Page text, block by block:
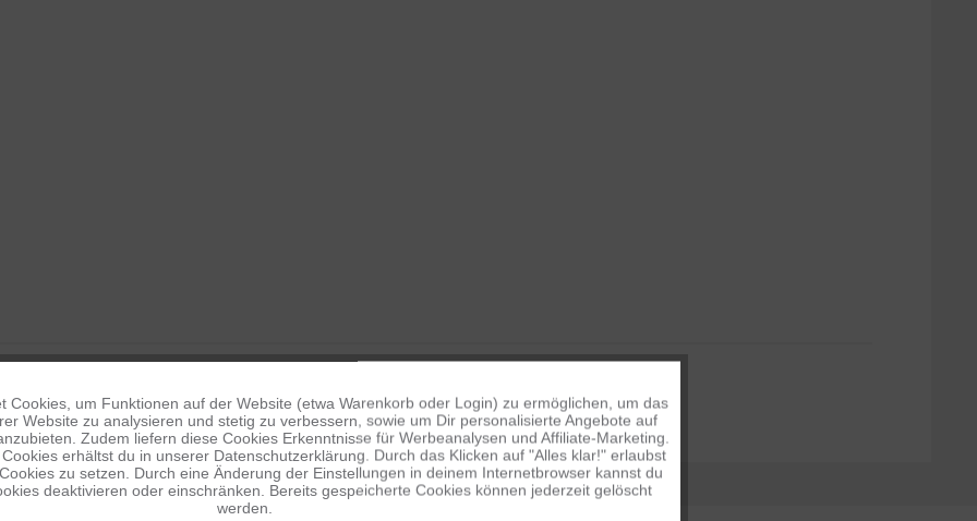
HERO3 HERO3+ HERO4 Aktiv
Inaktiv
Cookies, um Funktionen auf der Website (etwa Warenkorb oder Login) zu ermöglichen, um das
Website zu analysieren und stetig zu verbessern, sowie um Dir personalisierte Angebote auf
Zudem liefern diese Cookies Erkenntnisse für Werbeanalysen und Affiliate-Marketing.
erhältst du in unserer Datenschutzerklärung. Durch das Klicken auf "Alles klar!" erlaubst
zu setzen. Durch eine Änderung der Einstellungen in deinem Internetbrowser kannst du
deaktivieren oder einschränken. Bereits gespeicherte Cookies können jederzeit gelöscht
werden.